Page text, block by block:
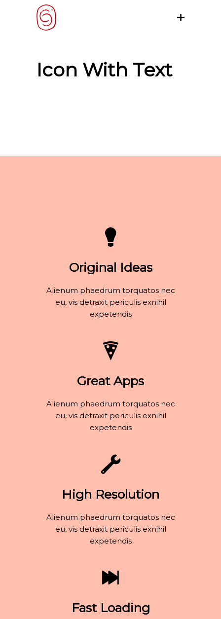
Icon With Text
Original Ideas
Alienum phaedrum torquatos nec
eu, vis detraxit periculis exnihil
expetendis
Great Apps
Alienum phaedrum torquatos nec
eu, vis detraxit periculis exnihil
expetendis
High Resolution
Alienum phaedrum torquatos nec
eu, vis detraxit periculis exnihil
expetendis
Fast Loading